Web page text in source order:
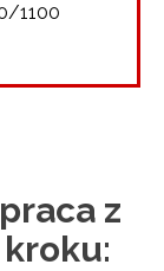
1100
z
kroku: